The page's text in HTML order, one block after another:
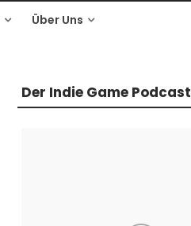
Über Uns
Der Indie Game Podcast